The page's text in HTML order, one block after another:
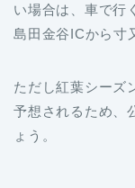
い場合は、車で行
島田金谷ICから寸
ただし紅葉シーズ
予想されるため、
ょう。